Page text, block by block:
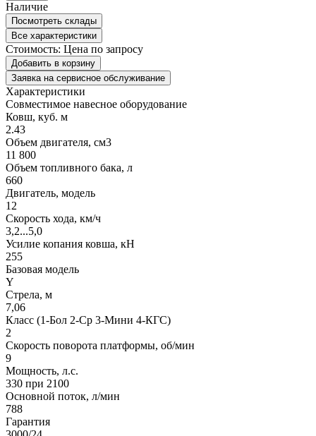
Наличие
Посмотреть склады
Все характеристики
Стоимость: Цена по запросу
Добавить в корзину
Заявка на сервисное обслуживание
Характеристики
Совместимое навесное оборудование
Ковш, куб. м
2.43
Объем двигателя, см3
11 800
Объем топливного бака, л
660
Двигатель, модель
12
Скорость хода, км/ч
3,2...5,0
Усилие копания ковша, кН
255
Базовая модель
Y
Стрела, м
7,06
Класс (1-Бол 2-Ср 3-Мини 4-КГС)
2
Скорость поворота платформы, об/мин
9
Мощность, л.с.
330 при 2100
Основной поток, л/мин
788
Гарантия